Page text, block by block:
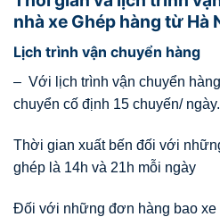
nhà xe Ghép hàng từ Hà
Lịch trình vận chuyển hàng
– Với lịch trình vận chuyển
chuyển cố định 15 chuyến/ ngày.
Thời gian xuất bến đối với
ghép là 14h và 21h mỗi ngày
Đối với những đơn hàng bao xe